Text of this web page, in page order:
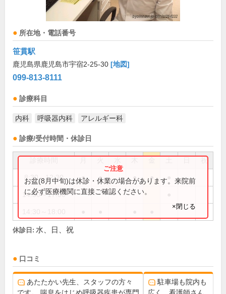
所在地・電話番号
笹貫駅
鹿児島県鹿児島市宇宿2-25-30 [地図]
099-813-8111
診療科目
内科 呼吸器内科 アレルギー科
診療/受付時間・休診日
祝
8:30～12:30 ● ● ● ●
14:30～17:00
お盆(8月中旬)は休診・休業の場合があります。来院前
に必ず医療機関に直接ご確認ください。
×閉じる
休診日: 水、日、祝
口コミ
あたたかい先生、スタッフの方々
駐車場も院内も